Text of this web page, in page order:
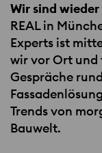
Wir sind
REALin
Experts ist
wir vor Ort und
Gespräche
Trends von
Bauwelt.